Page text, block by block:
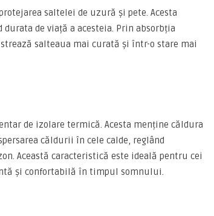
saltelei de uzură și pete. Acesta
de viață a acesteia. Prin absorbția
salteaua mai curată și într-o stare mai
de izolare termică. Acesta menține căldura
căldurii în cele calde, reglând
Această caracteristică este ideală pentru cei
și confortabilă în timpul somnului.